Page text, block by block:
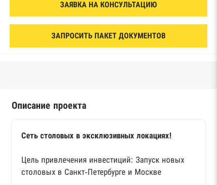
ЗАЯВКА НА КОНСУЛЬТАЦИЮ
ЗАПРОСИТЬ ПАКЕТ ДОКУМЕНТОВ
Описание проекта
Сеть столовых в эксклюзивных локациях!
Цель привлечения инвестиций: Запуск новых
столовых в Санкт-Петербурге и Москве